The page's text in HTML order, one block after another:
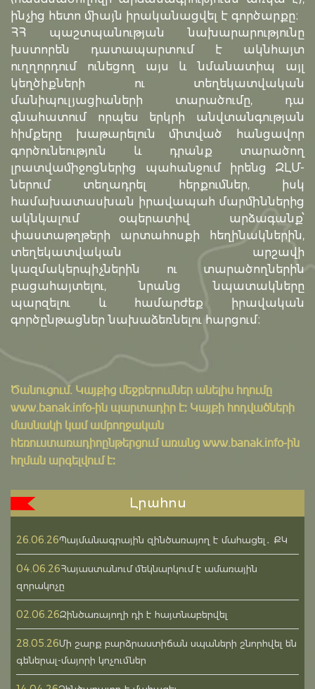
ինչից հետո միայն իրականացվել է գործարքը։
ՀՀ պաշտպանության նախարարությունը
խստորեն դատապարտում է ակնհայտ
ուղղորդում ունեցող այս և նմանատիպ այլ
կեղծիքների ու տեղեկատվական
մանիպուլյացիաների տարածումը, դա
գնահատում որպես երկրի անվտանգության
հիմքերը խաթարելուն միտված հանցավոր
գործունեություն և դրանք տարածող
լրատվամիջոցներից պահանջում իրենց ԶԼՄ-
ներում տեղադրել հերքումներ, իսկ
համախատասխան իրավապահ մարմիններից
ակնկալում օպերատիվ արձագանք՝
փաստաթղթերի արտահոսքի հեղինակներին,
տեղեկատվական արշավի
կազմակերպիչներին ու տարածողներին
բացահայտելու, նրանց նպատակները
պարզելու և համարժեք իրավական
գործընթացներ նախաձեռնելու հարցում։
Ծանուցում․ Կայքից մեջբերումներ անելիս հղումը
www.banak.info-ին պարտադիր է: Կայքի հոդվածների
մասնակի կամ ամբողջական
հեռուստառադիոընթերցում առանց www.banak.info-ին
հղման արգելվում է:
Լրահոս
26.06.26Պայմանագրային զինծառայող է մահացել․ ՔԿ
04.06.26Հայաստանում մեկնարկում է ամառային
զորակոչը
02.06.26Զինծառայողի դի է հայտնաբերվել
28.05.26Մի շարք բարձրաստիճան սպաների շնորհվել են
գեներալ-մայորի կոչումներ